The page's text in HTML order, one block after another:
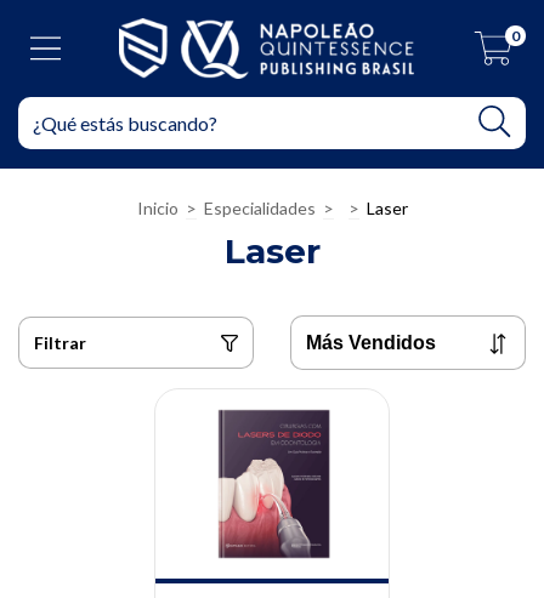
0
Inicio > Especialidades > > Laser
Laser
Filtrar